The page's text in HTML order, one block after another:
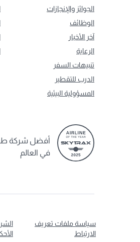
الجوائز والإنجازات
الوظائف
آخر الأخبار
الرعاية
تنبيهات السفر
الدرب للتقطير
المسؤولية البيئية
أفضل شركة
في العالم
سياسة ملفات تعريف
الارتباط